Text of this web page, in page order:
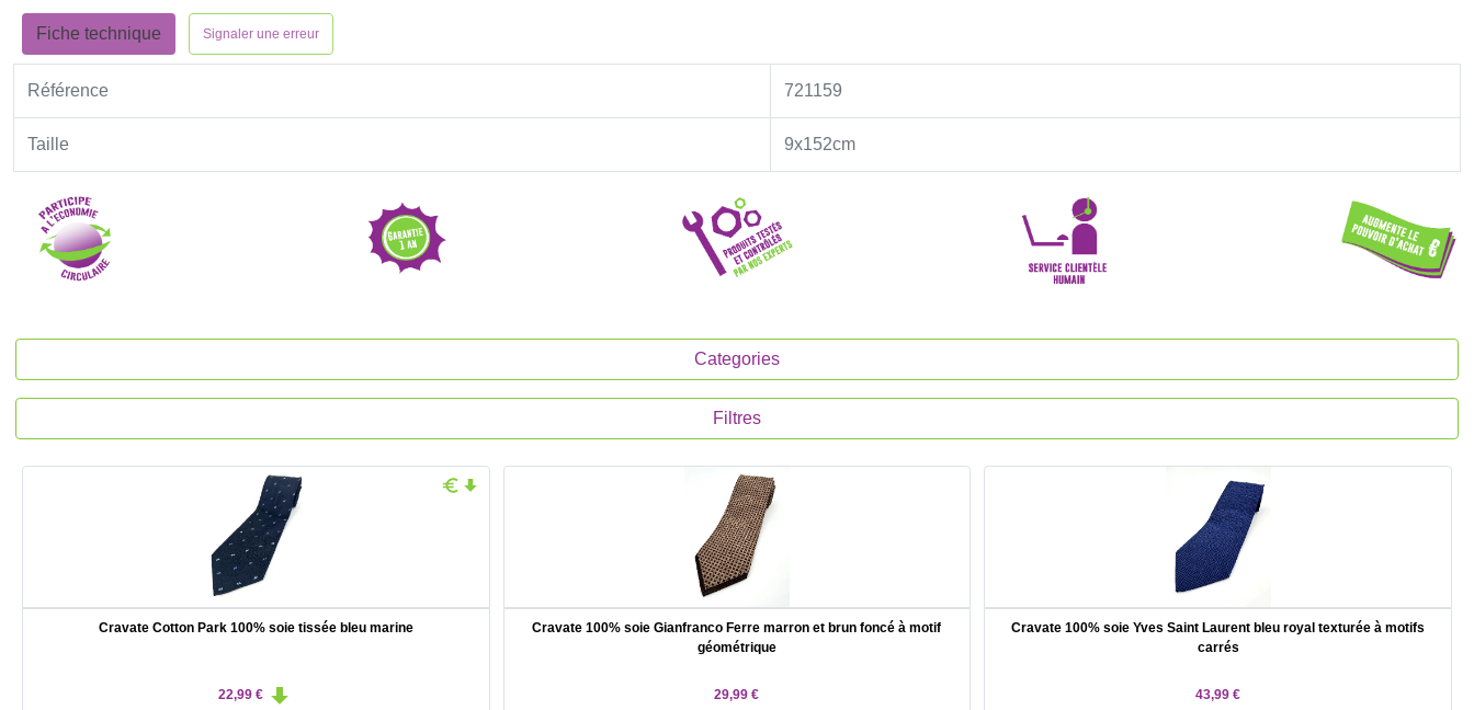
Fiche technique Signaler une erreur
Référence 721159
Taille 9x152cm
Categories
Filtres
Cravate Cotton Park 100% soie tissée bleu marine
22,99 €
Cravate 100% soie Gianfranco Ferre marron et brun foncé à motif
géométrique
29,99 €
Cravate 100% soie Yves Saint Laurent bleu royal texturée à motifs
carrés
43,99 €